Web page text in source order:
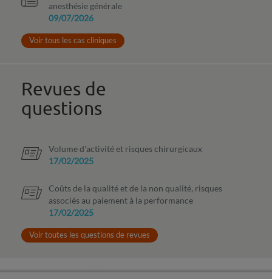
anesthésie générale
09/07/2026
Voir tous les cas cliniques
Revues de
questions
Volume d'activité et risques chirurgicaux
17/02/2025
Coûts de la qualité et de la non qualité, risques
associés au paiement à la performance
17/02/2025
Voir toutes les questions de revues